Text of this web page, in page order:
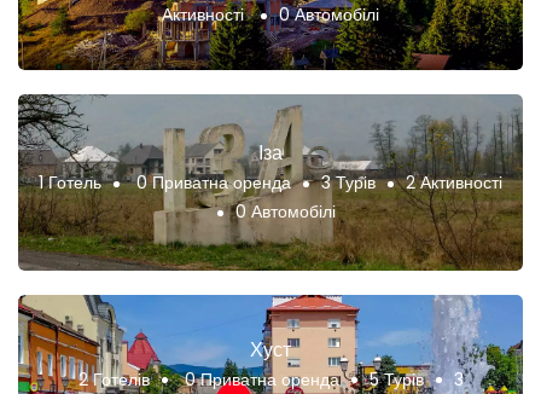
Активності
0 Автомобілі
Іза
1 Готель 0 Приватна оренда 3 Турів
2 Активності
0 Автомобілі
Хуст
2 Готелів 0 Приватна оренда 5 Турів
3